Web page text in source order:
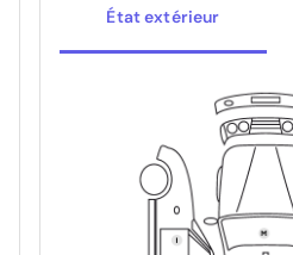
État extérieur